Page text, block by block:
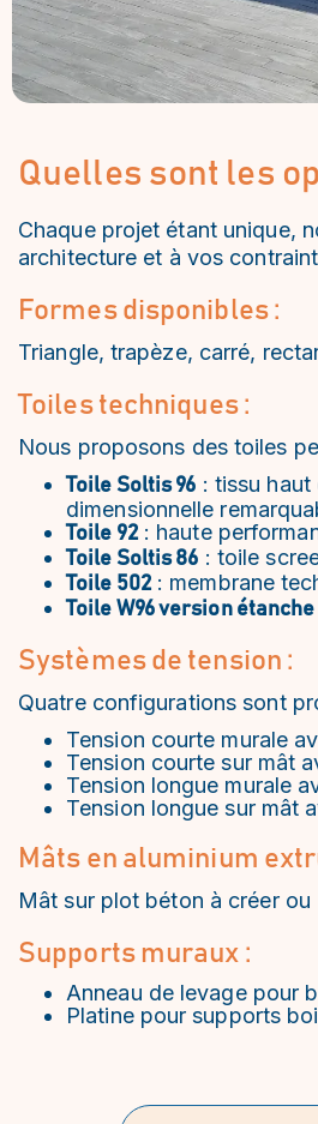
Quelles sont les
Chaque projet étant unique,
architecture et à vos
Formes disponibles :
Triangle, trapèze, carré,
Toiles techniques :
Nous proposons des toiles
Toile Soltis 96 : tissu
dimensionnelle
Toile 92: haute
Toile Soltis 86 : toile
Toile 502: membrane
Toile W96 version étanche
Systèmes de tension :
Quatre configurations sont
Tension courte murale
Tension courte sur mât
Tension longue murale
Tension longue sur mât
Mâts en aluminium
Mât sur plot béton à créer
Supports muraux :
Anneau de levage pour
Platine pour supports